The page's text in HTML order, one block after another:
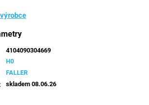
4104090304669
H0
FALLER
: skladem 08.06.26